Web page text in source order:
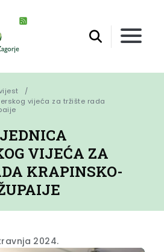
vijeća za tržište rada
VIJEĆA ZA
KRAPINSKO-
2024.